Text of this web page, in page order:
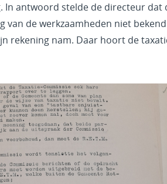
In antwoord stelde de directeur
van de werkzaamheden niet
rekening nam. Daar hoort de